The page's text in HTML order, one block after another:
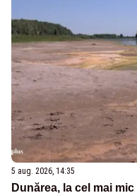
5 aug. 2026, 14:35
Dunărea, la cel mai